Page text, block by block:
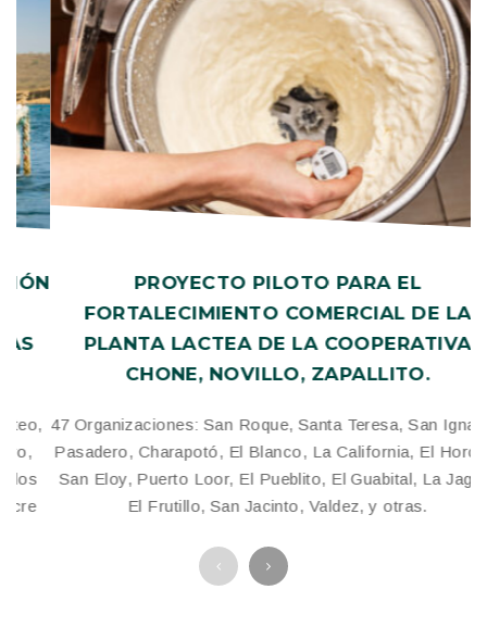
PROYECTO PILOTO PARA EL
FORTALECIMIENTO COMERCIAL DE LA
PLANTA LACTEA DE LA COOPERATIVA
CHONE, NOVILLO, ZAPALLITO.
47 Organizaciones: San Roque, Santa Teresa, San Ignacio,
Pasadero, Charapotó, El Blanco, La California, El Horcón,
San Eloy, Puerto Loor, El Pueblito, El Guabital, La Jagua,
El Frutillo, San Jacinto, Valdez, y otras.